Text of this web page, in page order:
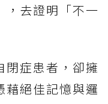
，去證明「不一
閉症患者，卻擁
藉絕佳記憶與邏